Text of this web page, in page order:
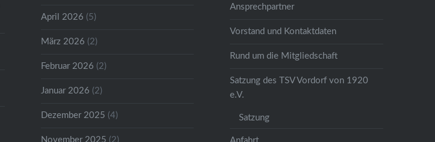
April 2026 (5)
März 2026 (2)
Februar 2026 (2)
Januar 2026 (2)
Dezember 2025 (4)
November 2025 (2)
Ansprechpartner
Vorstand und Kontaktdaten
Rund um die Mitgliedschaft
Satzung des TSV Vordorf von 1920
e.V.
Satzung